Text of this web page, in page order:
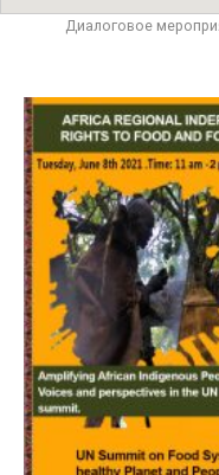
Диалоговое